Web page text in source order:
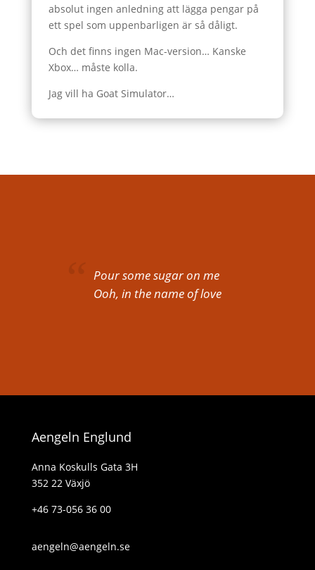
absolut ingen anledning att lägga pengar på
ett spel som uppenbarligen är så dåligt.
Och det finns ingen Mac-version… Kanske
Xbox… måste kolla.
Jag vill ha Goat Simulator…
Pour some sugar on me
Ooh, in the name of love
Aengeln Englund
Anna Koskulls Gata 3H
352 22 Växjö
+46 73-056 36 00
aengeln@aengeln.se